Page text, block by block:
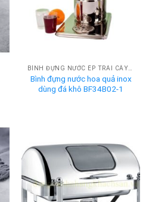
BÌNH ĐỰNG NƯỚC ÉP TRÁI CÂY BUFFET
Bình đựng nước hoa quả inox
dùng đá khô BF34B02-1